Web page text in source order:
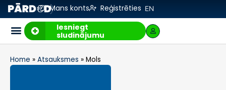
Mans konts Reģistrēties EN
Iesniegt
sludinājumu
Home » Atsauksmes » Mols